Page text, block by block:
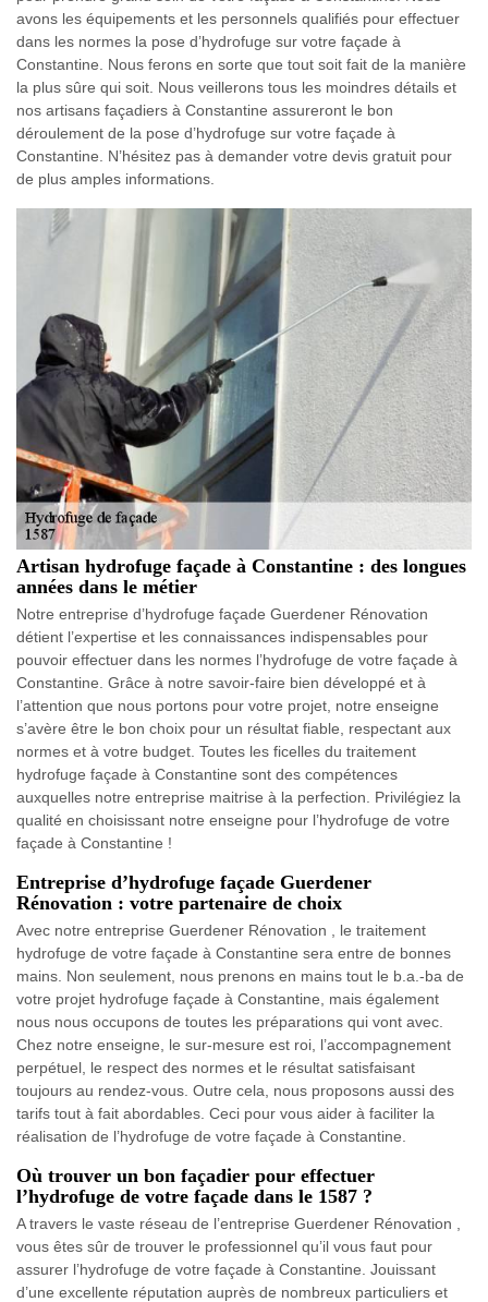
avons les équipements et les personnels qualifiés pour effectuer
dans les normes la pose d’hydrofuge sur votre façade à
Constantine. Nous ferons en sorte que tout soit fait de la manière
la plus sûre qui soit. Nous veillerons tous les moindres détails et
nos artisans façadiers à Constantine assureront le bon
déroulement de la pose d’hydrofuge sur votre façade à
Constantine. N’hésitez pas à demander votre devis gratuit pour
de plus amples informations.
Artisan hydrofuge façade à Constantine : des longues
années dans le métier
Notre entreprise d’hydrofuge façade Guerdener Rénovation
détient l’expertise et les connaissances indispensables pour
pouvoir effectuer dans les normes l’hydrofuge de votre façade à
Constantine. Grâce à notre savoir-faire bien développé et à
l’attention que nous portons pour votre projet, notre enseigne
s’avère être le bon choix pour un résultat fiable, respectant aux
normes et à votre budget. Toutes les ficelles du traitement
hydrofuge façade à Constantine sont des compétences
auxquelles notre entreprise maitrise à la perfection. Privilégiez la
qualité en choisissant notre enseigne pour l’hydrofuge de votre
façade à Constantine !
Entreprise d’hydrofuge façade Guerdener
Rénovation : votre partenaire de choix
Avec notre entreprise Guerdener Rénovation , le traitement
hydrofuge de votre façade à Constantine sera entre de bonnes
mains. Non seulement, nous prenons en mains tout le b.a.-ba de
votre projet hydrofuge façade à Constantine, mais également
nous nous occupons de toutes les préparations qui vont avec.
Chez notre enseigne, le sur-mesure est roi, l’accompagnement
perpétuel, le respect des normes et le résultat satisfaisant
toujours au rendez-vous. Outre cela, nous proposons aussi des
tarifs tout à fait abordables. Ceci pour vous aider à faciliter la
réalisation de l’hydrofuge de votre façade à Constantine.
Où trouver un bon façadier pour effectuer
l’hydrofuge de votre façade dans le 1587 ?
A travers le vaste réseau de l’entreprise Guerdener Rénovation ,
vous êtes sûr de trouver le professionnel qu’il vous faut pour
assurer l’hydrofuge de votre façade à Constantine. Jouissant
d’une excellente réputation auprès de nombreux particuliers et